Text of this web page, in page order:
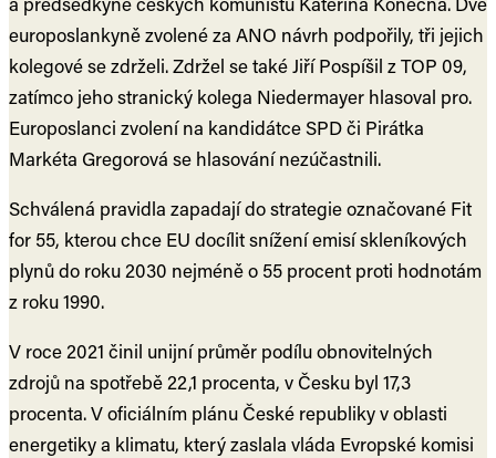
europoslankyně zvolené za ANO návrh podpořily, tři jejich
kolegové se zdrželi. Zdržel se také Jiří Pospíšil z TOP 09,
zatímco jeho stranický kolega Niedermayer hlasoval pro.
Europoslanci zvolení na kandidátce SPD či Pirátka
Markéta Gregorová se hlasování nezúčastnili.
Schválená pravidla zapadají do strategie označované Fit
for 55, kterou chce EU docílit snížení emisí skleníkových
plynů do roku 2030 nejméně o 55 procent proti hodnotám
z roku 1990.
V roce 2021 činil unijní průměr podílu obnovitelných
zdrojů na spotřebě 22,1 procenta, v Česku byl 17,3
procenta. V oficiálním plánu České republiky v oblasti
energetiky a klimatu, který zaslala vláda Evropské komisi